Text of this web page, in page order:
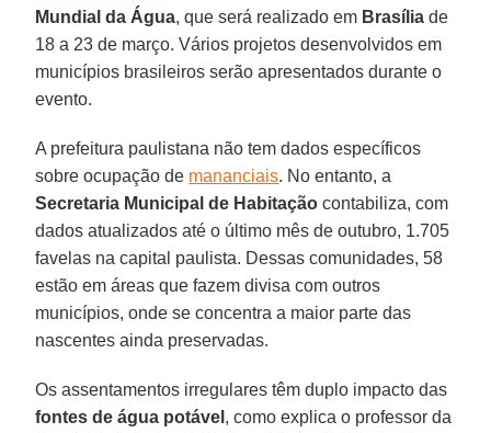
Mundial da Água, que será realizado em Brasília de
18 a 23 de março. Vários projetos desenvolvidos em
municípios brasileiros serão apresentados durante o
evento.
A prefeitura paulistana não tem dados específicos
sobre ocupação de mananciais. No entanto, a
Secretaria Municipal de Habitação contabiliza, com
dados atualizados até o último mês de outubro, 1.705
favelas na capital paulista. Dessas comunidades, 58
estão em áreas que fazem divisa com outros
municípios, onde se concentra a maior parte das
nascentes ainda preservadas.
Os assentamentos irregulares têm duplo impacto das
fontes de água potável , como explica o professor da